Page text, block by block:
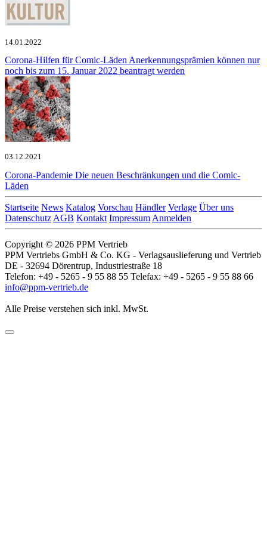
14.01.2022
Corona-Hilfen für Comic-Läden Anerkennungsprämien können nur
noch bis zum 15. Januar 2022 beantragt werden
03.12.2021
Corona-Pandemie Die neuen Beschränkungen und die Comic-
Läden
Startseite News Katalog Vorschau Händler Verlage Über uns
Datenschutz AGB Kontakt Impressum Anmelden
Copyright © 2026 PPM Vertrieb
PPM Vertriebs GmbH & Co. KG - Verlagsauslieferung und Vertrieb
DE - 32694 Dörentrup, Industriestraße 18
Telefon: +49 - 5265 - 9 55 88 55 Telefax: +49 - 5265 - 9 55 88 66
info@ppm-vertrieb.de
Alle Preise verstehen sich inkl. MwSt.